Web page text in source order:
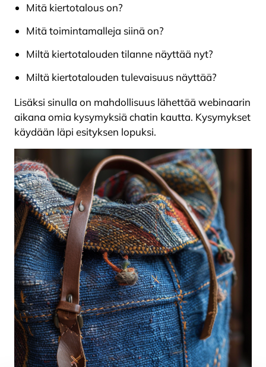
Mitä kiertotalous on?
Mitä toimintamalleja siinä on?
Miltä kiertotalouden tilanne näyttää nyt?
Miltä kiertotalouden tulevaisuus näyttää?
Lisäksi sinulla on mahdollisuus lähettää webinaarin
aikana omia kysymyksiä chatin kautta. Kysymykset
käydään läpi esityksen lopuksi.